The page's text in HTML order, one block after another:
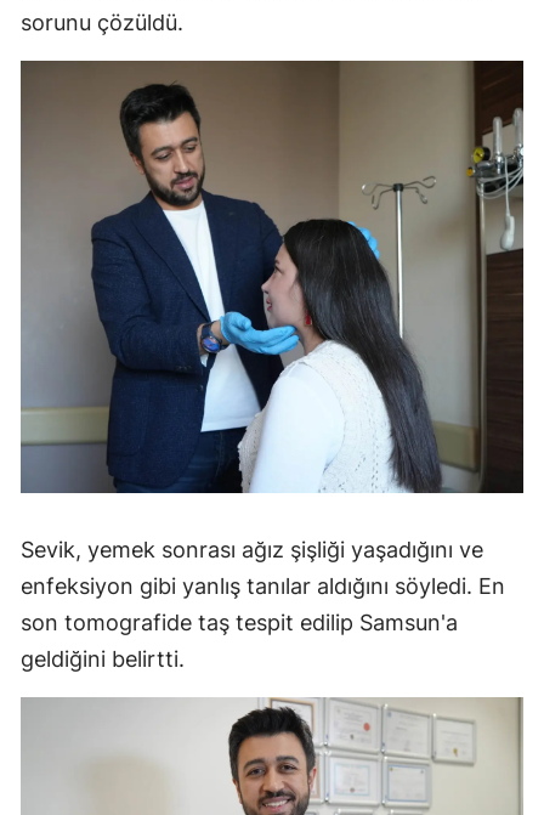
sorunu çözüldü.
Sevik, yemek sonrası ağız şişliği yaşadığını ve
enfeksiyon gibi yanlış tanılar aldığını söyledi. En
son tomografide taş tespit edilip Samsun'a
geldiğini belirtti.